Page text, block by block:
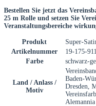
Bestellen Sie jetzt das
25 m Rolle und setzen Sie
Veranstaltungsbereiche
Produkt
Super-
Artikelnummer
19-175-911
Farbe
schwarz-
Land / Anlass /
Motiv
Baden-
Dresden,
Alemannia